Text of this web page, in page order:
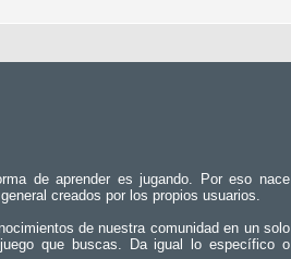
de aprender es jugando. Por eso nace
creados por los propios usuarios.
de nuestra comunidad en un solo
que buscas. Da igual lo específico o